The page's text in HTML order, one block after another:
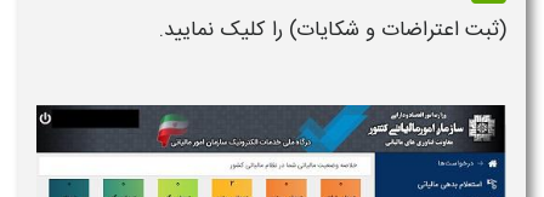
(ثبتاعتراضات و شکایات) را کلیک نمایید.